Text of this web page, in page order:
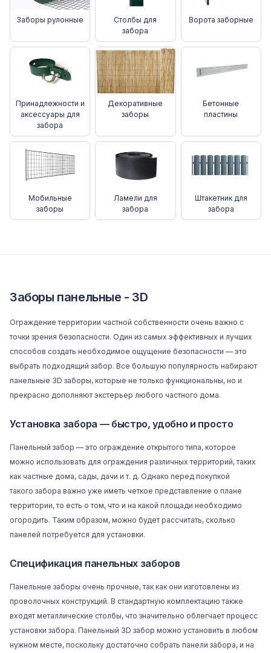
Заборы pулонные
Столбы для
забора
Ворота заборные
Принадлежности и
аксессуары для
забора
Декоративные
заборы
Бетонные
пластины
Мобильные
заборы
Ламели для
забора
Штакетник для
забора
Заборы панельные - 3D
Ограждение территории частной собственности очень важно с
точки зрения безопасности. Один из самых эффективных и лучших
способов создать необходимое ощущение безопасности — это
выбрать подходящий забор. Все большую популярность набирают
панельные 3D заборы, которые не только функциональны, но и
прекрасно дополняют экстерьер любого частного дома.
Установка забора — быстро, удобно и просто
Панельный забор — это ограждение открытого типа, которое
можно использовать для ограждения различных территорий, таких
как частные дома, сады, дачи и т. д. Однако перед покупкой
такого забора важно уже иметь четкое представление о плане
территории, то есть о том, что и на какой площади необходимо
огородить. Таким образом, можно будет рассчитать, сколько
панелей потребуется для установки.
Спецификация панельных заборов
Панельные заборы очень прочные, так как они изготовлены из
проволочных конструкций. В стандартную комплектацию также
входят металлические столбы, что значительно облегчает процесс
установки забора. Панельный 3D забор можно установить в любом
нужном месте, поскольку достаточно собрать панели забора, и на